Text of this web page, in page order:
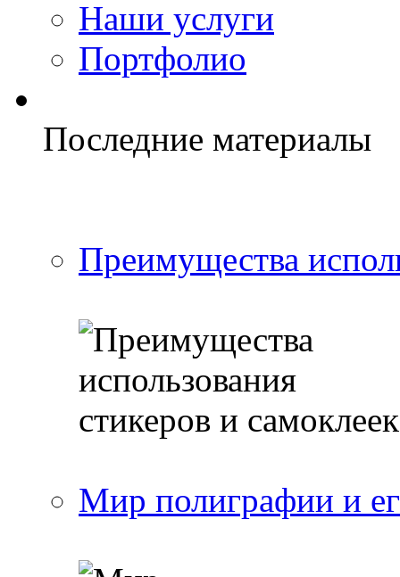
Наши услуги
Портфолио
Последние материалы
Преимущества
Мир полиграфии и